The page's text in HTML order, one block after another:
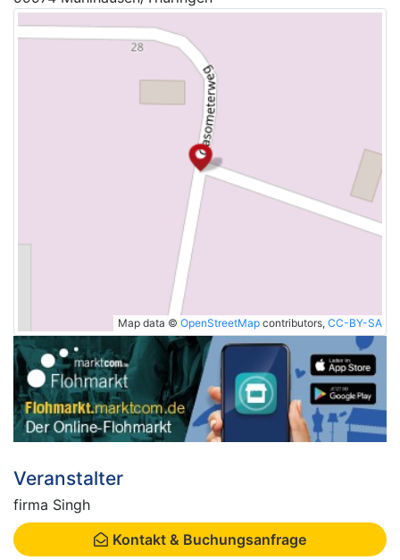
Map data © OpenStreetMap contributors, CC-BY-SA
Veranstalter
firma Singh
Kontakt & Buchungsanfrage